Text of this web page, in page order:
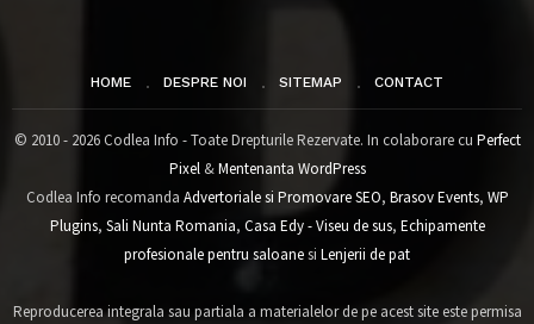
HOME DESPRE NOI SITEMAP CONTACT
© 2010 - 2026 Codlea Info - Toate Drepturile Rezervate. In colaborare cu Perfect
Pixel&Mentenanta WordPress
Codlea Info recomanda Advertoriale si Promovare SEO, Brasov Events, WP
Plugins, Sali Nunta Romania, Casa Edy - Viseu de sus, Echipamente
profesionale pentru saloanesi Lenjerii de pat
Reproducerea integrala sau partiala a materialelor de pe acest site este permisa